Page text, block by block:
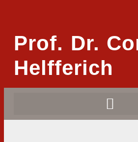
Prof. Dr.
Helfferich